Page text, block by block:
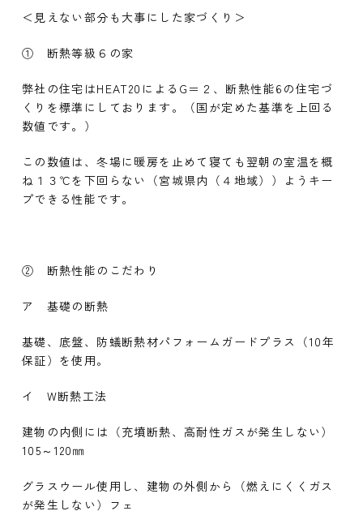
＜見えない部分も大事にした家づくり＞
① 断熱等級６の家
弊社の住宅はHEAT20によるG＝２、断熱性能6の住宅づ
くりを標準にしております。（国が定めた基準を上回る
数値です。）
この数値は、冬場に暖房を止めて寝ても翌朝の室温を概
ね１３℃を下回らない（宮城県内（４地域））ようキー
プできる性能です。
② 断熱性能のこだわり
ア 基礎の断熱
基礎、底盤、防蟻断熱材パフォームガードプラス（10年
保証）を使用。
イ W断熱工法
建物の内側には（充墳断熱、高耐性ガスが発生しない）
105～120㎜
グラスウール使用し、建物の外側から（燃えにくくガス
が発生しない）フェ